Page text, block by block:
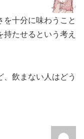
を十分に味わうこと
たせるという考え
飲まない人はどう